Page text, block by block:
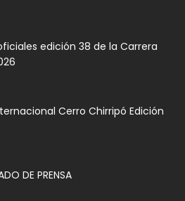
edición 38 de la Carrera
Cerro Chirripó Edición
DE PRENSA